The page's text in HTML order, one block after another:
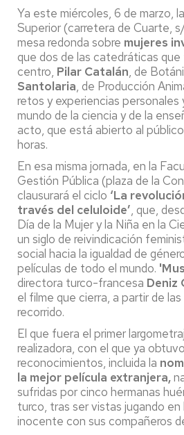
Ya este miércoles, 6 de marzo,
Superior (carretera de Cuarte,
mesa redonda sobre mujeres
que dos de las catedráticas
centro, Pilar Catalán, de
Santolaria, de Producción
retos y experiencias personales
mundo de la ciencia y de la
acto, que está abierto al
horas.
En esa misma jornada, en la
Gestión Pública (plaza de la
clausurará el ciclo ‘La
través del celuloide’, que,
Día de la Mujer y la Niña en la
un siglo de reivindicación
social hacia la igualdad de
películas de todo el mundo.
directora turco-francesa Deniz
el filme que cierra, a partir de
recorrido.
El que fuera el primer
realizadora, con el que ya
reconocimientos, incluida la
la mejor película extranjera,
sufridas por cinco hermanas
turco, tras ser vistas jugando en
inocente con sus compañeros